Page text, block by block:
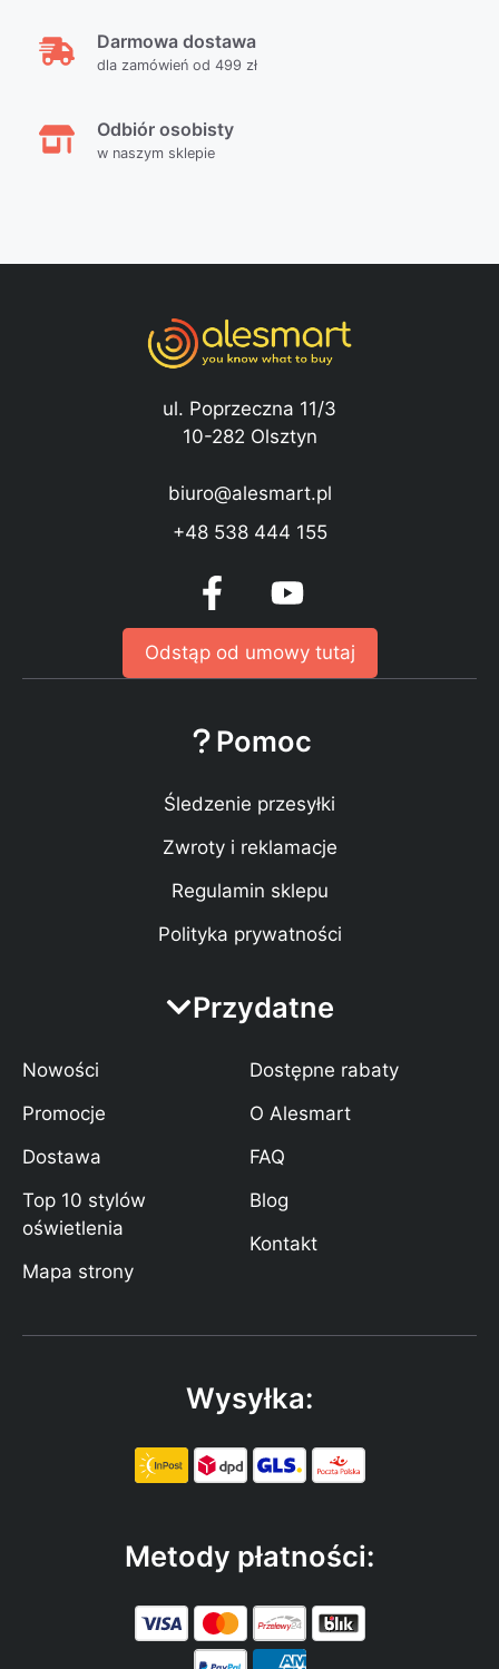
Darmowa dostawa
dla zamówień od 499 zł
Odbiór osobisty
w naszym sklepie
ul. Poprzeczna 11/3
10-282 Olsztyn
biuro@alesmart.pl
+48 538 444 155
Odstąp od umowy tutaj
Pomoc
Śledzenie przesyłki
Zwroty i reklamacje
Regulamin sklepu
Polityka prywatności
Przydatne
Nowości
Promocje
Dostawa
Top 10 stylów
oświetlenia
Mapa strony
Dostępne rabaty
O Alesmart
FAQ
Blog
Kontakt
Wysyłka:
Metody płatności: